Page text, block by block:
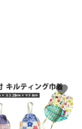
favorite